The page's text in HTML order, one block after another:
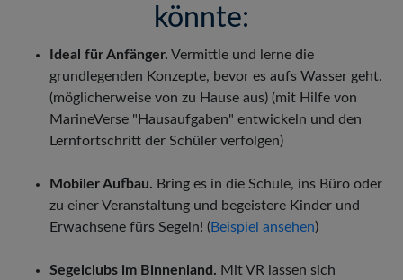
könnte:
Ideal für Anfänger. Vermittle und lerne die
grundlegenden Konzepte, bevor es aufs Wasser geht.
(möglicherweise von zu Hause aus) (mit Hilfe von
MarineVerse "Hausaufgaben" entwickeln und den
Lernfortschritt der Schüler verfolgen)
Mobiler Aufbau. Bring es in die Schule, ins Büro oder
zu einer Veranstaltung und begeistere Kinder und
Erwachsene fürs Segeln! ( Beispiel ansehen)
Segelclubs im Binnenland. Mit VR lassen sich